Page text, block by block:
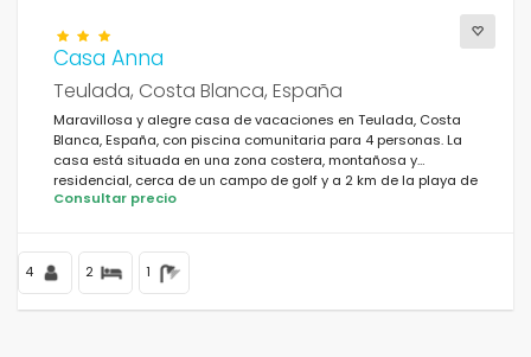
Casa Anna
Teulada, Costa Blanca, España
Maravillosa y alegre casa de vacaciones en Teulada, Costa
Blanca, España, con piscina comunitaria para 4 personas. La
casa está situada en una zona costera, montañosa y
residencial, cerca de un campo de golf y a 2 km de la playa de
Benissa/Moraira.
Consultar precio
4 2 1